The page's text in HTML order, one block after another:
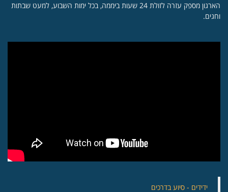
הארגון מספק עזרה לזולת 24 שעות ביממה, בכל ימות השבוע, למעט שבתות
וחגים.
‏ידידים - סיוע בדרכים